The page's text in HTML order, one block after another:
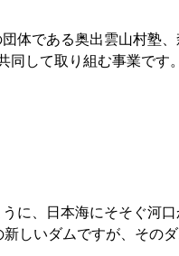
体である奥出雲山村塾
して取り組む事業です。
に、日本海にそそぐ河
しいダムですが、その